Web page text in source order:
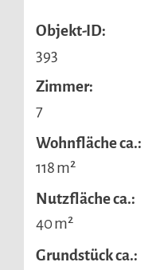
Objekt-ID:
393
Zimmer:
7
Wohnfläche ca.:
118 m²
Nutzfläche ca.:
40 m²
Grund­stück ca.: